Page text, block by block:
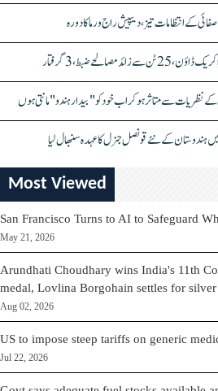
کے انتظامات تیز، دیپیش راج ورما کا دورہ
ضبط، 3 گرفتار
نظریات سے متاثر ہو کر اب خود کو "بیدار ہندو" مانتی ہوں
ہندوستان کے نئے قونصل جنرل کا عہدہ سنبھال لیا
Most Viewed
San Francisco Turns to AI to Safeguard
May 21, 2026
Arundhati Choudhary wins India's 11th
medal, Lovlina Borgohain settles for silver
Aug 02, 2026
US to impose steep tariffs on generic
Jul 22, 2026